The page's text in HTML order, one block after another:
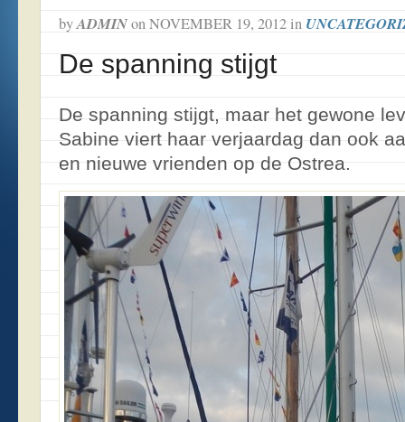
byADMINonNOVEMBER 19, 2012in
De spanning stijgt
De spanning stijgt, maar het gewone
Sabine viert haar verjaardag dan ook
en nieuwe vrienden op de Ostrea.